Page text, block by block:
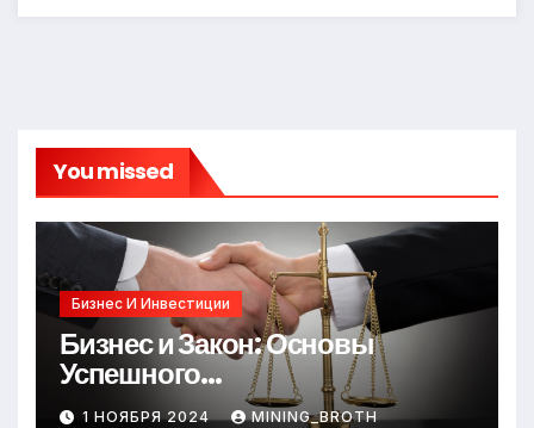
You missed
Бизнес И Инвестиции
Бизнес и Закон: Основы
Успешного
Предпринимательства
1 НОЯБРЯ 2024 MINING_BROTH